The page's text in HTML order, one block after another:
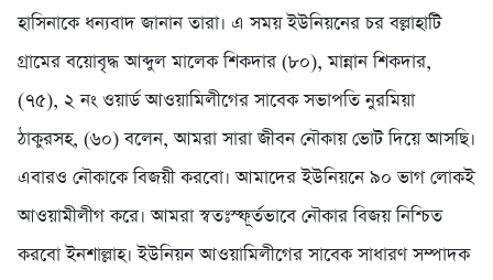
হাসিনাকে ধন্যবাদ জানান তারা। এ সময় ইউনিয়নের চর বল্লাহাটি
গ্রামের বয়োবৃদ্ধ আব্দুল মালেক শিকদার (৮০), মান্নান শিকদার,
(৭৫), ২ নং ওয়ার্ড আওয়ামিলীগের সাবেক সভাপতি নুরমিয়া
ঠাকুরসহ, (৬০) বলেন, আমরা সারা জীবন নৌকায় ভোট দিয়ে আসছি।
এবারও নৌকাকে বিজয়ী করবো। আমাদের ইউনিয়নে ৯০ ভাগ লোকই
আওয়ামীলীগ করে। আমরা স্বতঃস্ফূর্তভাবে নৌকার বিজয় নিশ্চিত
করবো ইনশাল্লাহ। ইউনিয়ন আওয়ামিলীগের সাবেক সাধারণ সম্পাদক